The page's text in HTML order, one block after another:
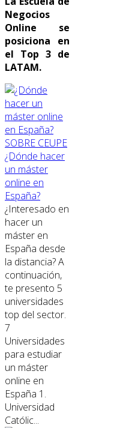
Negocios
Online se
posiciona en
el Top 3 de
LATAM.
SOBRE CEUPE
¿Dónde hacer
un máster
online en
España?
¿Interesado en
hacer un
máster en
España desde
la distancia? A
continuación,
te presento 5
universidades
top del sector.
7
Universidades
para estudiar
un máster
online en
España 1.
Universidad
Católic...